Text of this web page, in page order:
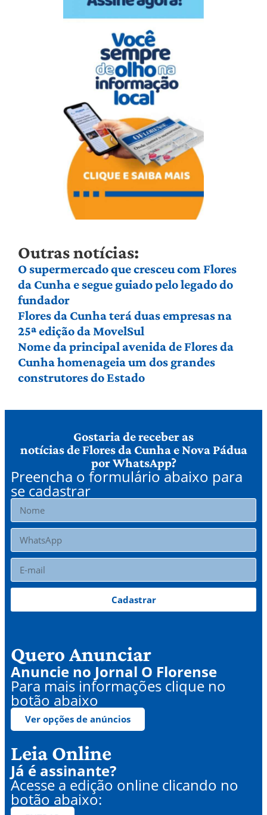
Outras notícias:
O supermercado que cresceu com Flores
da Cunha e segue guiado pelo legado do
fundador
Flores da Cunha terá duas empresas na
25ª edição da MovelSul
Nome da principal avenida de Flores da
Cunha homenageia um dos grandes
construtores do Estado
Gostaria de receber as
notícias de Flores da Cunha e Nova Pádua
por WhatsApp?
Preencha o formulário abaixo para
se cadastrar
Cadastrar
Quero Anunciar
Anuncie no Jornal O Florense
Para mais informações clique no
botão abaixo
Ver opções de anúncios
Leia Online
Já é assinante?
Acesse a edição online clicando no
botão abaixo: